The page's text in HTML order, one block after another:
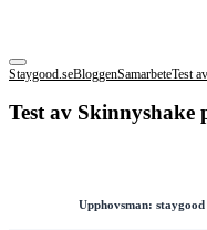
Staygood.seBloggenSamarbeteTest
Test av Skinnyshake
Upphovsman: staygood